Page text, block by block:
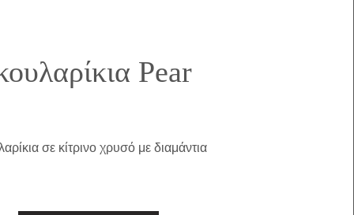
Pear
σε κίτρινο χρυσό με διαμάντια